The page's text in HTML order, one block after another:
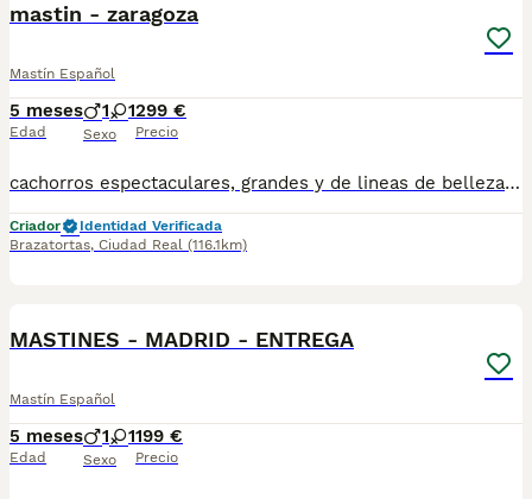
mastin - zaragoza
Mastín Español
5 meses
Edad
1 1
Sexo
299 €
Precio
cachorros espectaculares, grandes y de lineas de belleza y trabajo , cachorros avanzados conviviendo con animales , hacemos entregas a toda España , totalmente a contrarembolso , atiendo y paso videos por what! no te quedes sin tu oportunidad
Criador
Identidad Verificada
Brazatortas, Ciudad Real (116.1km)
MASTINES - MADRID - ENTREGA
Mastín Español
5 meses
Edad
1 1
Sexo
199 €
Precio